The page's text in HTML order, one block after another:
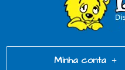
Minha conta